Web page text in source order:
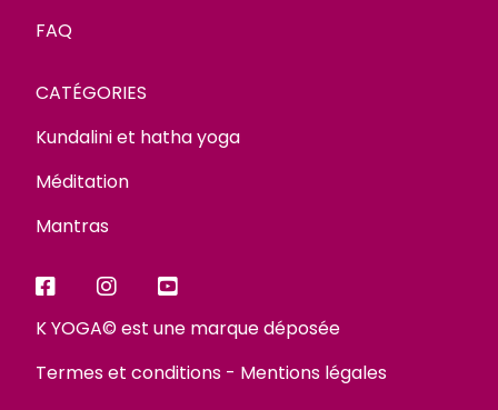
FAQ
CATÉGORIES
Kundalini et hatha yoga
Méditation
Mantras
K YOGA© est une marque déposée
Termes et conditions - Mentions légales